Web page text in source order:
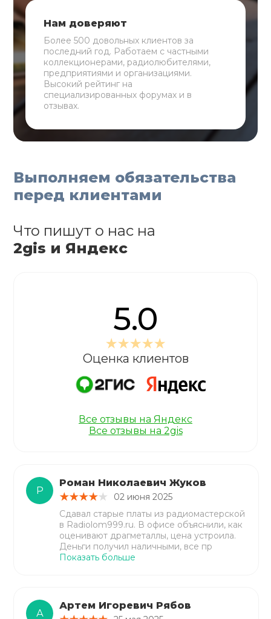
Нам доверяют
Более 500 довольных клиентов за
последний год. Работаем с частными
коллекционерами, радиолюбителями,
предприятиями и организациями.
Высокий рейтинг на
специализированных форумах и в
отзывах.
Выполняем обязательства
перед клиентами
Р
Роман Николаевич Жуков
02 июня 2025
Сдавал старые платы из радиомастерской
в Radiolom999.ru. В офисе объяснили, как
оценивают драгметаллы, цена устроила.
Деньги получил наличными, все пр
Показать больше
А
Артем Игоревич Рябов
Что пишут о нас на
2gis и Яндекс
5.0
Оценка клиентов
Все отзывы на Яндекс
Все отзывы на 2gis